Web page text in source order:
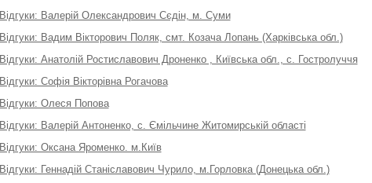
Відгуки: Валерій Олександрович Сєдін, м. Суми
Відгуки: Вадим Вікторович Поляк, смт. Козача Лопань (Харківська обл.)
Відгуки: Анатолій Ростиславович Дроненко , Київська обл., с. Гостролуччя
Відгуки: Софія Вікторівна Рогачова
Відгуки: Олеся Попова
Відгуки: Валерій Антоненко, с. Ємільчине Житомирській області
Відгуки: Оксана Яроменко. м.Київ
Відгуки: Геннадій Станіславович Чурило, м.Горловка (Донецька обл.)